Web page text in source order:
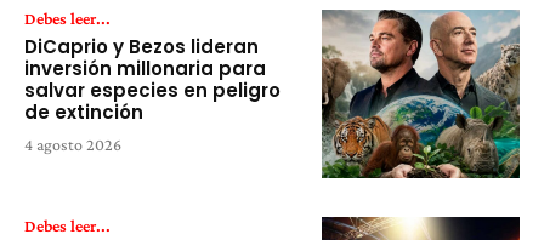
Debes leer...
DiCaprio y Bezos lideran
inversión millonaria para
salvar especies en peligro
de extinción
4 agosto 2026
Debes leer...